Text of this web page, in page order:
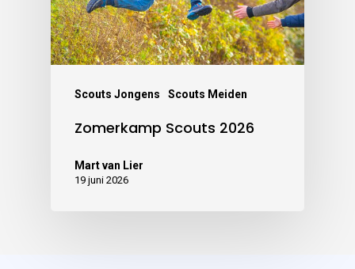
Scouts Jongens Scouts Meiden
Zomerkamp Scouts 2026
Mart van Lier
19 juni 2026